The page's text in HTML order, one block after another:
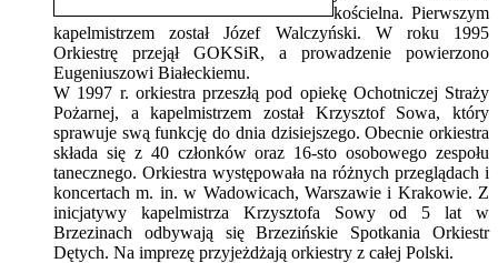
kościelna. Pierwszym
kapelmistrzem został Józef Walczyński. W roku 1995
Orkiestrę przejął GOKSiR, a prowadzenie powierzono
Eugeniuszowi Białeckiemu.
W 1997 r. orkiestra przeszłą pod opiekę Ochotniczej Straży
Pożarnej, a kapelmistrzem został Krzysztof Sowa, który
sprawuje swą funkcję do dnia dzisiejszego. Obecnie orkiestra
składa się z 40 członków oraz 16-sto osobowego zespołu
tanecznego. Orkiestra występowała na różnych przeglądach i
koncertach m. in. w Wadowicach, Warszawie i Krakowie. Z
inicjatywy kapelmistrza Krzysztofa Sowy od 5 lat w
Brzezinach odbywają się Brzezińskie Spotkania Orkiestr
Dętych. Na imprezę przyjeżdżają orkiestry z całej Polski.